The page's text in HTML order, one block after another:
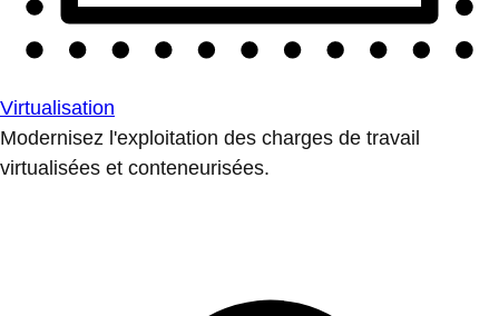
Virtualisation
Modernisez l'exploitation des charges de travail
virtualisées et conteneurisées.